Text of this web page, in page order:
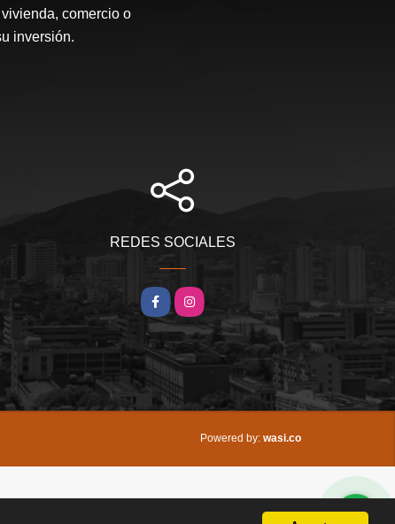
comercio o
inversión.
REDES SOCIALES
Facebook
Instagram
Powered by: wasi.co